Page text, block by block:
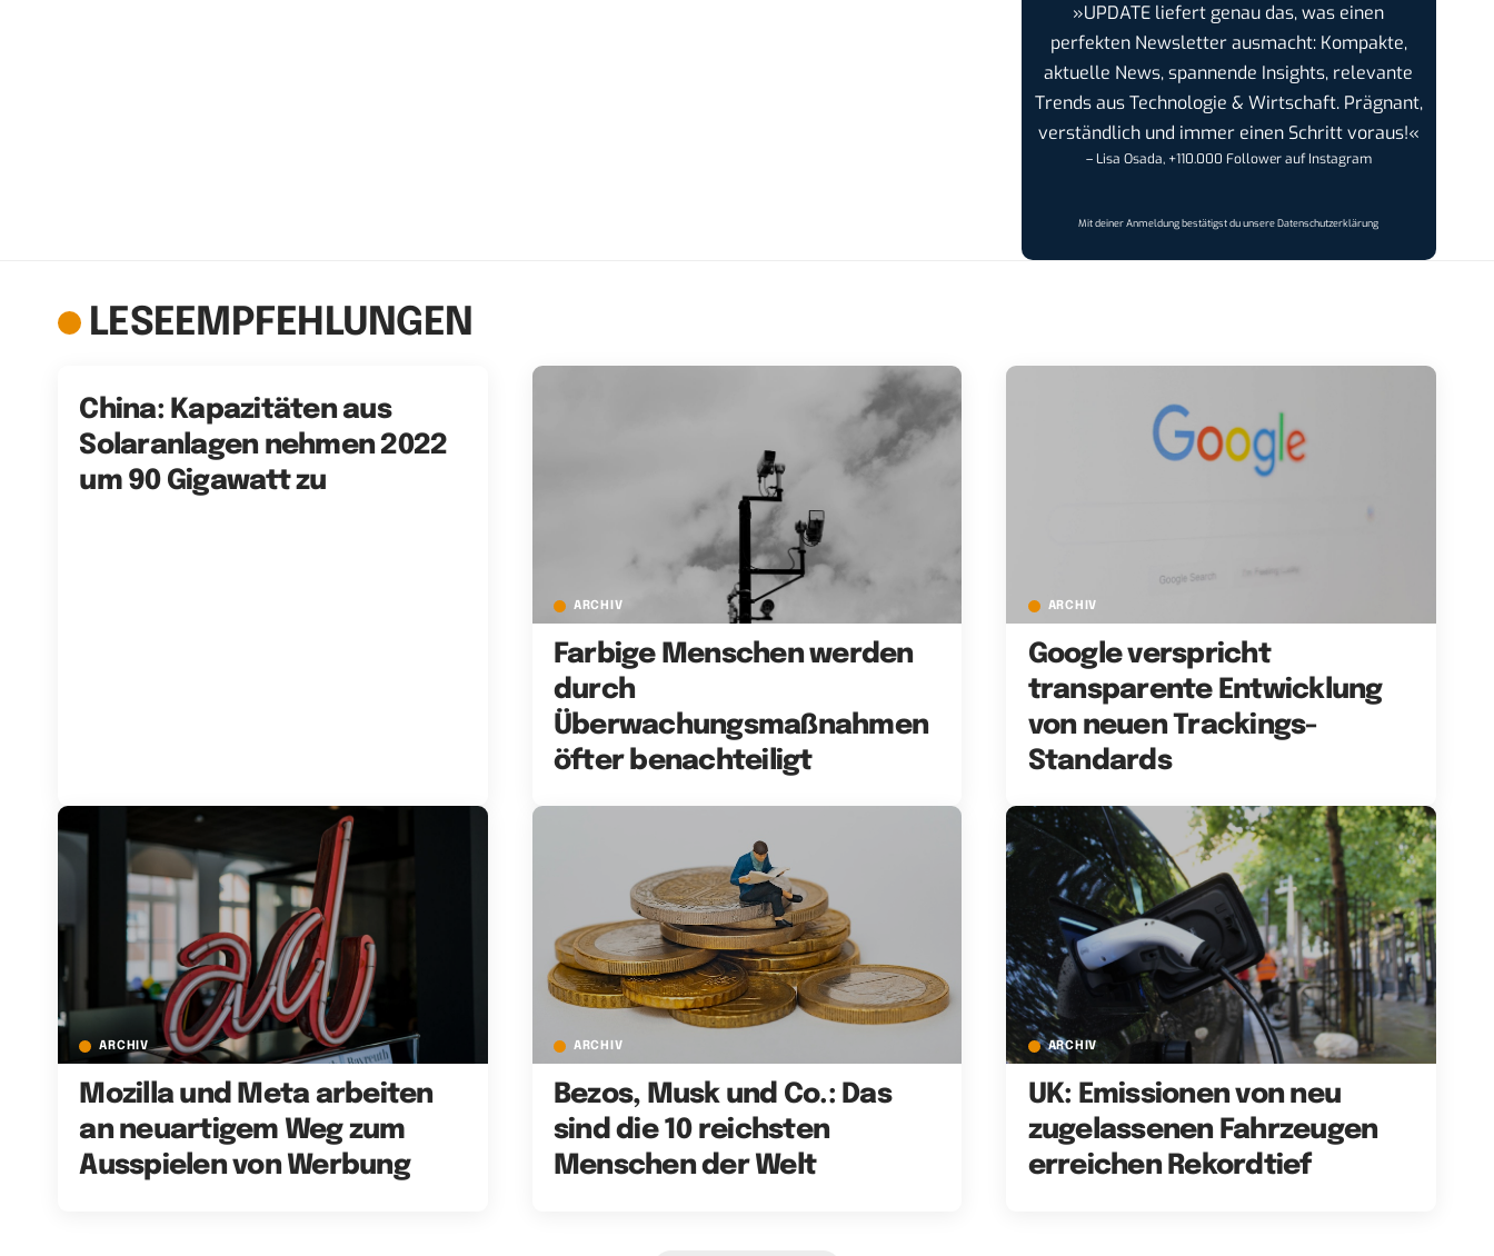
»UPDATE liefert genau das, was einen
perfekten Newsletter ausmacht: Kompakte,
aktuelle News, spannende Insights, relevante
Trends aus Technologie & Wirtschaft. Prägnant,
verständlich und immer einen Schritt voraus!«
– Lisa Osada, +110.000 Follower auf Instagram
Mit deiner Anmeldung bestätigst du unsereDatenschutzerklärung
LESEEMPFEHLUNGEN
China: Kapazitäten aus
Solaranlagen nehmen 2022
um 90 Gigawatt zu
ARCHIV
Farbige Menschen werden
durch
Überwachungsmaßnahmen
öfter benachteiligt
ARCHIV
Google verspricht
transparente Entwicklung
von neuen Trackings-
Standards
ARCHIV
Mozilla und Meta arbeiten
an neuartigem Weg zum
Ausspielen von Werbung
ARCHIV
Bezos, Musk und Co.: Das
sind die 10 reichsten
Menschen der Welt
ARCHIV
UK: Emissionen von neu
zugelassenen Fahrzeugen
erreichen Rekordtief